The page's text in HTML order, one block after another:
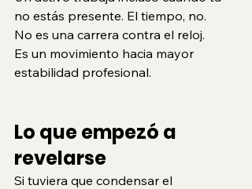
no estás presente. El tiempo, no.
No es una carrera contra el reloj.
Es un movimiento hacia mayor
estabilidad profesional.
Lo que empezó a
revelarse
Si tuviera que condensar el